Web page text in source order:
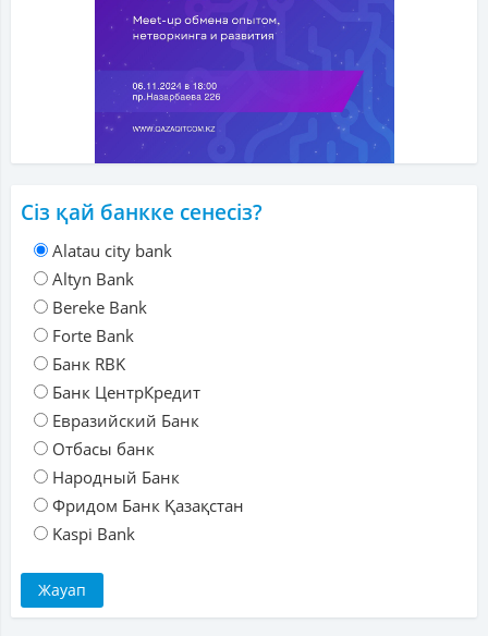
Сіз қай банкке сенесіз?
Alatau city bank
Altyn Bank
Bereke Bank
Forte Bank
Банк RBK
Банк ЦентрКредит
Евразийский Банк
Отбасы банк
Народный Банк
Фридом Банк Қазақстан
Kaspi Bank